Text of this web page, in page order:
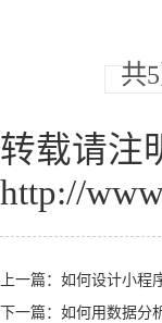
共
转载请注
http://
上一篇： 如何设计小程
下一篇： 如何用数据分